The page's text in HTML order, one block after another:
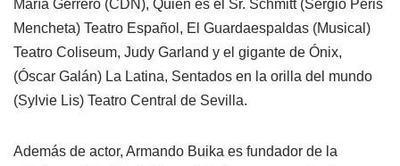
María Gerrero (CDN), Quién es el Sr. Schmitt (Sergio Peris
Mencheta) Teatro Español, El Guardaespaldas (Musical)
Teatro Coliseum, Judy Garland y el gigante de Ónix,
(Óscar Galán) La Latina, Sentados en la orilla del mundo
(Sylvie Lis) Teatro Central de Sevilla.
Además de actor, Armando Buika es fundador de la